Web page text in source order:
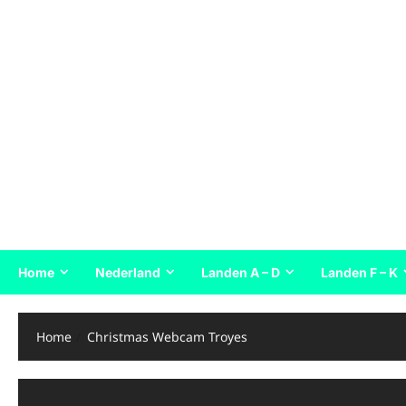
Home Nederland Landen A – D Landen F – K
Home Christmas Webcam Troyes